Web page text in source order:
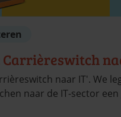
Carrière­switch
naar IT'. We
naar de IT-sector een